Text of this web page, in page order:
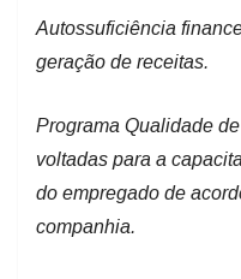
Autossuficiência
geração de receitas.
Programa Qualidade
voltadas para a
do empregado de
companhia.